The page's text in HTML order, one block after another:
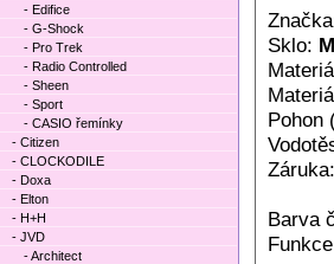
Sklo:
Pohon
Záruka:
Barva
- Edifice
- G-Shock
- Pro Trek
- Radio Controlled
- Sheen
- Sport
- CASIO řemínky
- Citizen
- CLOCKODILE
- Doxa
- Elton
- H+H
- JVD
- Architect